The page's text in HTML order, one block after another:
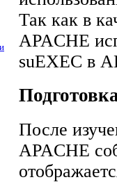
Так как в
APACHE
suEXEC в
После
APACHE